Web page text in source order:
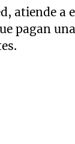
atiende a
pagan